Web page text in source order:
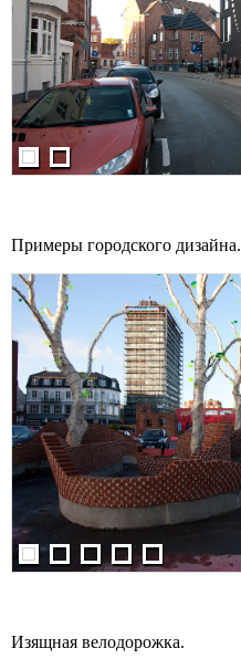
Примеры городского дизайна.
Изящная велодорожка.